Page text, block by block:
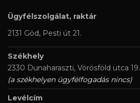
Ügyfélszolgálat, raktár
2131 Göd, Pesti út 21.
Székhely
2330 Dunaharaszti, Vörösföld utca 19.
(a székhelyen ügyfélfogadás nincs)
Levélcím